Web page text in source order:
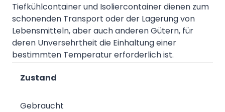
Tiefkühlcontainer und Isoliercontainer dienen zum
schonenden Transport oder der Lagerung von
Lebensmitteln, aber auch anderen Gütern, für
deren Unversehrtheit die Einhaltung einer
bestimmten Temperatur erforderlich ist.
Zustand
Gebraucht